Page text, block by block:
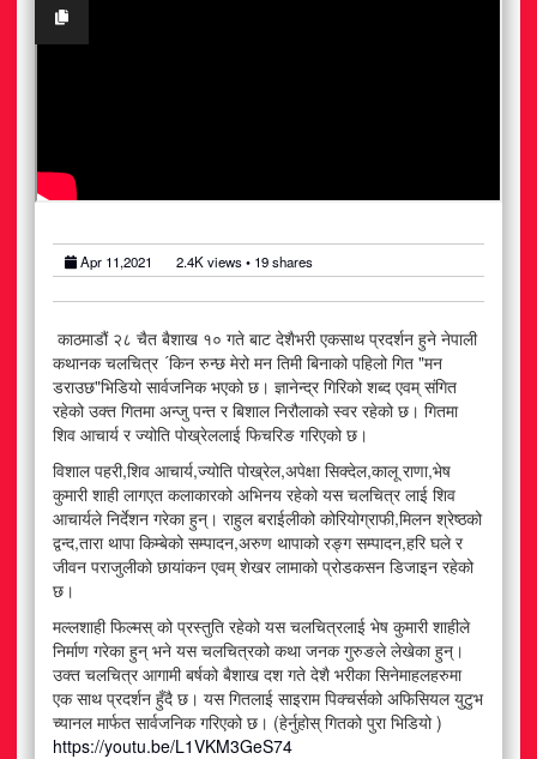
अटोमोबाइल
राजनीति
जीवनशैली
Apr 11,2021 2.4Kviews • 19shares
काठमाडौं २८ चैत बैशाख १० गते बाट देशैभरी एकसाथ प्रदर्शन हुने नेपाली
कथानक चलचित्र ´किन रुन्छ मेरो मन तिमी बिनाको पहिलो गित "मन
डराउछ"भिडियो सार्वजनिक भएको छ। ज्ञानेन्द्र गिरिको शब्द एवम् संगित
रहेको उक्त गितमा अन्जु पन्त र बिशाल निरौलाको स्वर रहेको छ। गितमा
शिव आचार्य र ज्योति पोख्रेललाई फिचरिङ गरिएको छ।
विशाल पहरी,शिव आचार्य,ज्योति पोख्रेल,अपेक्षा सिक्देल,कालू राणा,भेष
कुमारी शाही लागएत कलाकारको अभिनय रहेको यस चलचित्र लाई शिव
आचार्यले निर्देशन गरेका हुन्। राहुल बराईलीको कोरियोग्राफी,मिलन श्रेष्ठको
द्वन्द,तारा थापा किम्बेको सम्पादन,अरुण थापाको रङ्ग सम्पादन,हरि घले र
जीवन पराजुलीको छायांकन एवम् शेखर लामाको प्रोडकसन डिजाइन रहेको
छ।
मल्लशाही फिल्मस् को प्रस्तुति रहेको यस चलचित्रलाई भेष कुमारी शाहीले
निर्माण गरेका हुन् भने यस चलचित्रको कथा जनक गुरुङले लेखेका हुन्।
उक्त चलचित्र आगामी बर्षको बैशाख दश गते देशै भरीका सिनेमाहलहरुमा
एक साथ प्रदर्शन हुँदै छ। यस गितलाई साइराम पिक्चर्सको अफिसियल युटुभ
च्यानल मार्फत सार्वजनिक गरिएको छ। (हेर्नुहोस् गितको पुरा भिडियो )
https://youtu.be/L1VKM3GeS74